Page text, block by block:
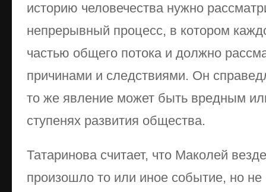
историю человечества нужно
непрерывный процесс, в котором
частью общего потока и должно
причинами и следствиями. Он
то же явление может быть вредным
ступенях развития общества.
Татаринова считает, что Маколей
произошло то или иное событие, но не